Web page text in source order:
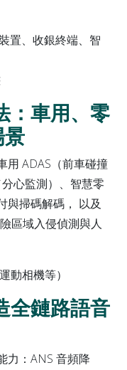
置、收銀終端、智
：車用、零
用 ADAS（前車碰撞
心監測）、智慧零
與掃碼解碼， 以及
區域入侵偵測與人
動相機等）
全鏈路語音
力：ANS 音頻降